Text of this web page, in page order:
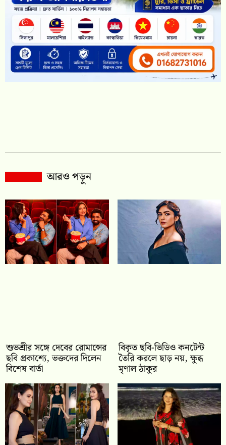
আরও পড়ুন
শুভশ্রীর সঙ্গে দেবের রোমান্সের
ছবি প্রকাশ্যে, ভক্তদের দিলেন
বিশেষ বার্তা
বিকৃত ছবি-ভিডিও কনটেন্ট
তৈরি করলে ছাড় নয়, ক্ষুব্ধ
মৃণাল ঠাকুর